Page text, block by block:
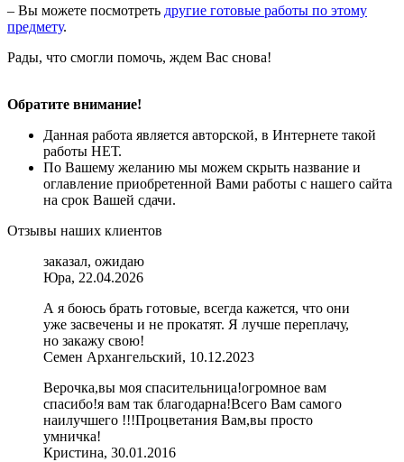
– Вы можете посмотреть другие готовые работы по этому
предмету.
Рады, что смогли помочь, ждем Вас снова!
Обратите внимание!
Данная работа является авторской, в Интернете такой
работы НЕТ.
По Вашему желанию мы можем скрыть название и
оглавление приобретенной Вами работы с нашего сайта
на срок Вашей сдачи.
Отзывы наших клиентов
заказал, ожидаю
Юра, 22.04.2026
А я боюсь брать готовые, всегда кажется, что они
уже засвечены и не прокатят. Я лучше переплачу,
но закажу свою!
Семен Архангельский, 10.12.2023
Верочка,вы моя спасительница!огромное вам
спасибо!я вам так благодарна!Всего Вам самого
наилучшего !!!Процветания Вам,вы просто
умничка!
Кристина, 30.01.2016